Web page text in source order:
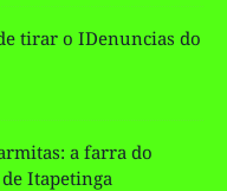
tirar o IDenuncias do
a farra do
Itapetinga